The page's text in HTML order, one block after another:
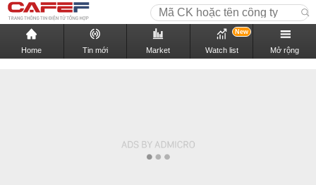
Home Tin mới Market Watch list
New
Mở rộng